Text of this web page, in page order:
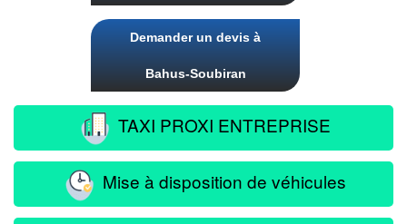
Demander un devis à
Bahus-Soubiran
TAXI PROXI ENTREPRISE
Mise à disposition de véhicules